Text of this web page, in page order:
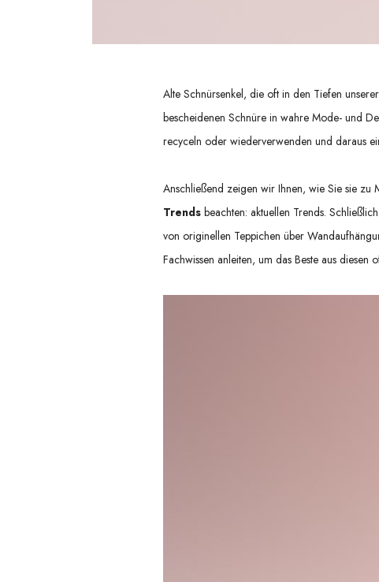
Alte Schnürsenkel, die oft in den Tiefen
bescheidenen Schnüre in wahre Mode- und
recyceln oder wiederverwenden und daraus
Anschließend zeigen wir Ihnen, wie Sie sie
Trends beachten: aktuellen Trends.
von originellen Teppichen über
Fachwissen anleiten, um das Beste aus diesen